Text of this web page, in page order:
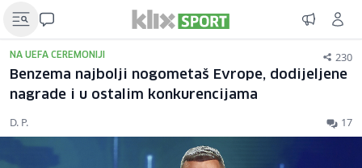
NA UEFA CEREMONIJI 230
Benzema najbolji nogometaš Evrope, dodijeljene
nagrade i u ostalim konkurencijama
D. P. 17